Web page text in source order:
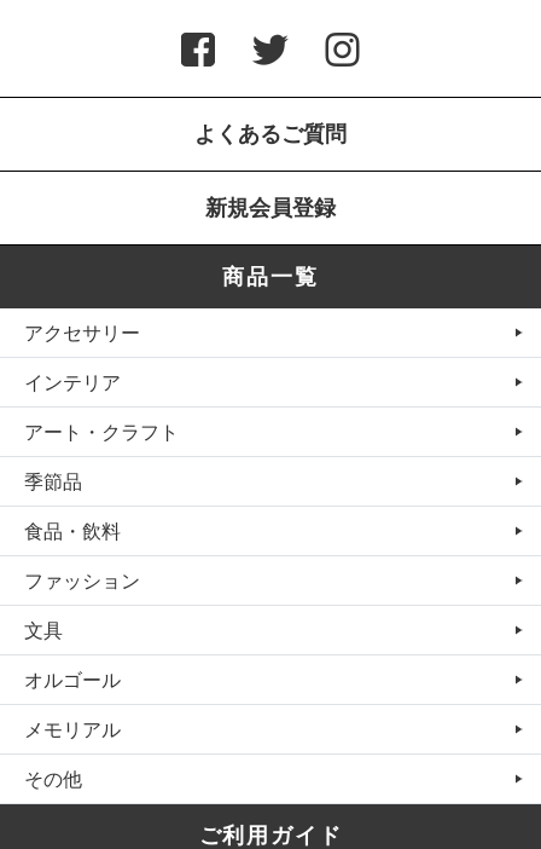
よくあるご質問
新規会員登録
商品一覧
アクセサリー
インテリア
アート・クラフト
季節品
食品・飲料
ファッション
文具
オルゴール
メモリアル
その他
ご利用ガイド